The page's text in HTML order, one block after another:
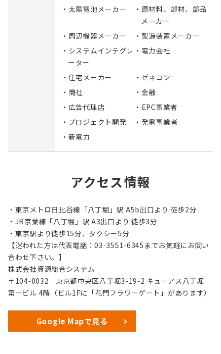
・太陽電池メーカー
・原材料、部材、部品
メーカー
・周辺機器メーカー
・製造装置メーカー
・システムインテグレ
ーター
・電力会社
・住宅メーカー
・ゼネコン
・商社
・金融
・広告代理店
・EPC事業者
・プロジェクト開発
・発電事業者
・新電力
アクセス情報
・東京メトロ日比谷線「八丁堀」駅 A5b出口より 徒歩2分
・JR京葉線「八丁堀」駅 A3出口より 徒歩3分
・東京駅より徒歩15分、タクシー5分
【迷われた方は代表電話：03-3551-6345までお気軽にお問い
合わせ下さい。】
株式会社資源総合システム
〒104-0032 東京都中央区八丁堀3-19-2 キューアス八丁堀
第一ビル 4階（ビル1Fに「花門フラワーゲート」があります）
Google Mapで見る